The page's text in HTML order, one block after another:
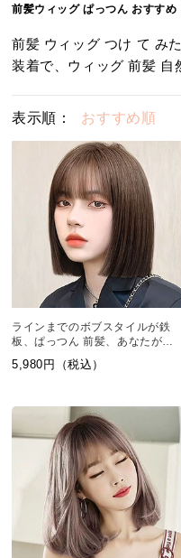
前髪ウィッグ ぱっつん おすすめ
前髪 ウィッグ つけ て み
装着で、ウィッグ 前髪 自
表示順： おすすめ順
ラインまでのボブスタイルが鉄
板、ぱっつん 前髪、あなたが持
つファッションウィッグへのイメ
ージが変わること
5,980円（税込）